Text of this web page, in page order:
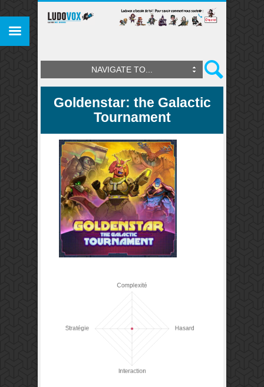
NAVIGATE TO...
Goldenstar: the Galactic
Tournament